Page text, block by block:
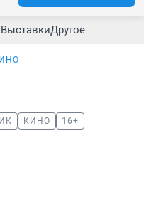
ВыставкиДругое
КИНО 16+